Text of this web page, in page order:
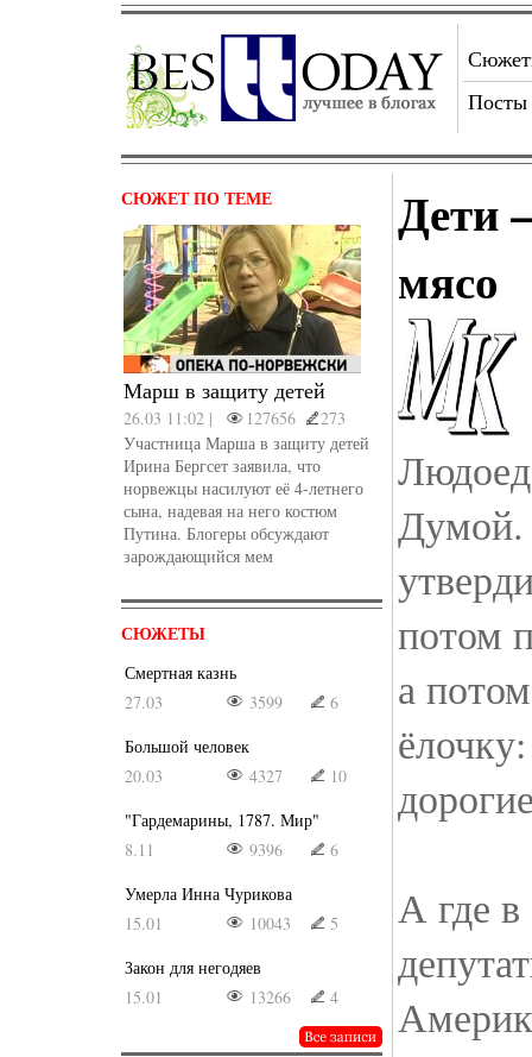
Посты
СЮЖЕТ ПО ТЕМЕ
Марш в защиту детей
26.03 11:02 | 127656
273
Участница Марша в защиту детей
Ирина Бергсет заявила, что
норвежцы насилуют её 4-летнего
сына, надевая на него костюм
Путина. Блогеры обсуждают
зарождающийся мем
СЮЖЕТЫ
Смертная казнь
27.03
3599
6
Большой человек
20.03
4327
10
"Гардемарины, 1787. Мир"
8.11
9396
6
Умерла Инна Чурикова
15.01
10043
5
Закон для негодяев
15.01
13266 4
Дети
мясо
Думой.
потом
а
А где в